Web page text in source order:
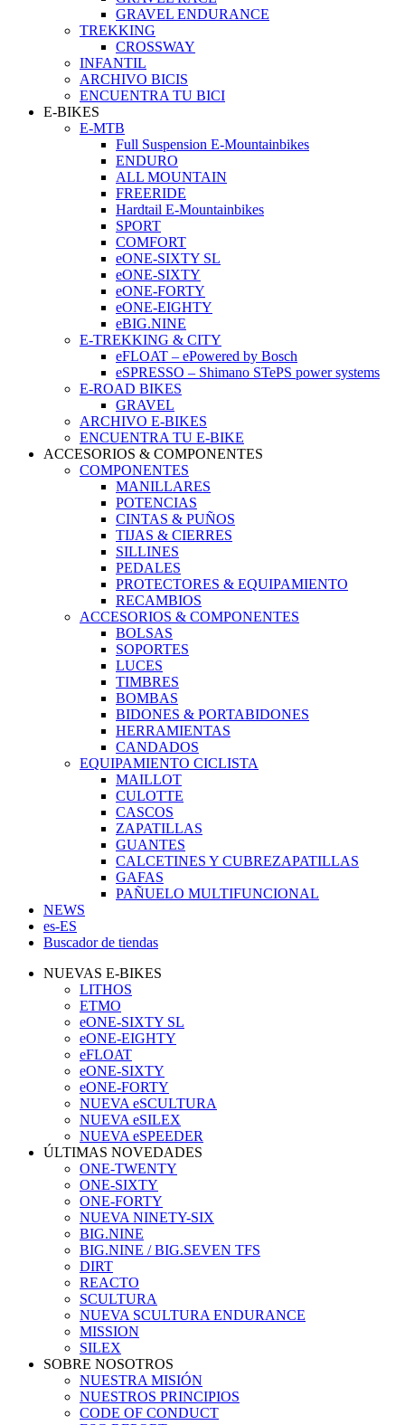
GRAVEL ENDURANCE
TREKKING
CROSSWAY
INFANTIL
ARCHIVO BICIS
ENCUENTRA TU BICI
E-BIKES
E-MTB
Full Suspension E-Mountainbikes
ENDURO
ALL MOUNTAIN
FREERIDE
Hardtail E-Mountainbikes
SPORT
COMFORT
eONE-SIXTY SL
eONE-SIXTY
eONE-FORTY
eONE-EIGHTY
eBIG.NINE
E-TREKKING & CITY
eFLOAT – ePowered by Bosch
eSPRESSO – Shimano STePS power systems
E-ROAD BIKES
GRAVEL
ARCHIVO E-BIKES
ENCUENTRA TU E-BIKE
ACCESORIOS & COMPONENTES
COMPONENTES
MANILLARES
POTENCIAS
CINTAS & PUÑOS
TIJAS & CIERRES
SILLINES
PEDALES
PROTECTORES & EQUIPAMIENTO
RECAMBIOS
ACCESORIOS & COMPONENTES
BOLSAS
SOPORTES
LUCES
TIMBRES
BOMBAS
BIDONES & PORTABIDONES
HERRAMIENTAS
CANDADOS
EQUIPAMIENTO CICLISTA
MAILLOT
CULOTTE
CASCOS
ZAPATILLAS
GUANTES
CALCETINES Y CUBREZAPATILLAS
GAFAS
PAÑUELO MULTIFUNCIONAL
NEWS
es-ES
Buscador de tiendas
NUEVAS E-BIKES
LITHOS
ETMO
eONE-SIXTY SL
eONE-EIGHTY
eFLOAT
eONE-SIXTY
eONE-FORTY
NUEVA eSCULTURA
NUEVA eSILEX
NUEVA eSPEEDER
ÚLTIMAS NOVEDADES
ONE-TWENTY
ONE-SIXTY
ONE-FORTY
NUEVA NINETY-SIX
BIG.NINE
BIG.NINE / BIG.SEVEN TFS
DIRT
REACTO
SCULTURA
NUEVA SCULTURA ENDURANCE
MISSION
SILEX
SOBRE NOSOTROS
NUESTRA MISIÓN
NUESTROS PRINCIPIOS
CODE OF CONDUCT